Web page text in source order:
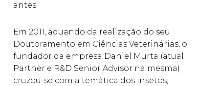
antes.
Em 2011, aquando da realização do seu
Doutoramento em Ciências Veterinárias, o
fundador da empresa Daniel Murta (atual
Partner e R&D Senior Advisor na mesma)
cruzou-se com a temática dos insetos,